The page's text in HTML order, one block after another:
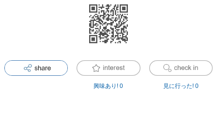
興味あり! 0 見に行った! 0